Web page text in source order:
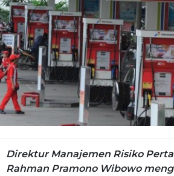
Direktur Manajemen Risiko
Rahman Pramono Wibowo